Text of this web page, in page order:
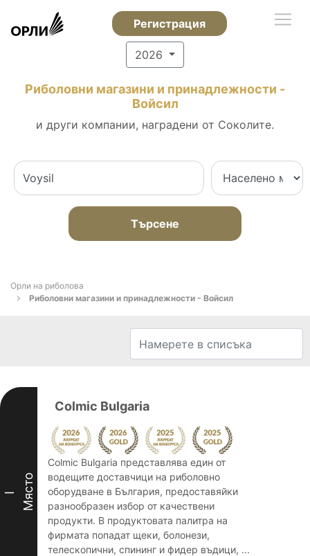
Регистрация
2026
Риболовни магазини и принадлежности -
Войсил
и други компании, наградени от Соколите.
Търсене
Орли на риболова
Риболовни магазини и принадлежности - Войсил
I Място
Colmic Bulgaria
Colmic Bulgaria представлява един от
водещите доставчици на риболовно
оборудване в България, предоставяйки
разнообразен избор от качествени
продукти. В продуктовата палитра на
фирмата попадат щеки, болонези,
телескопични, спининг и фидер въдици, ...